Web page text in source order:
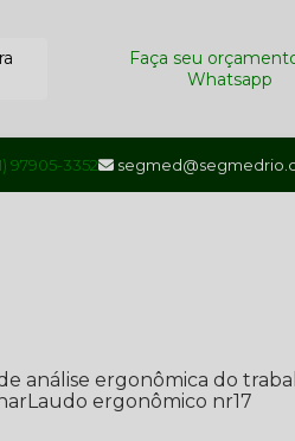
Faça seu
Whatsapp
97905-3352
de análise ergonômica do
Laudo ergonômico nr17